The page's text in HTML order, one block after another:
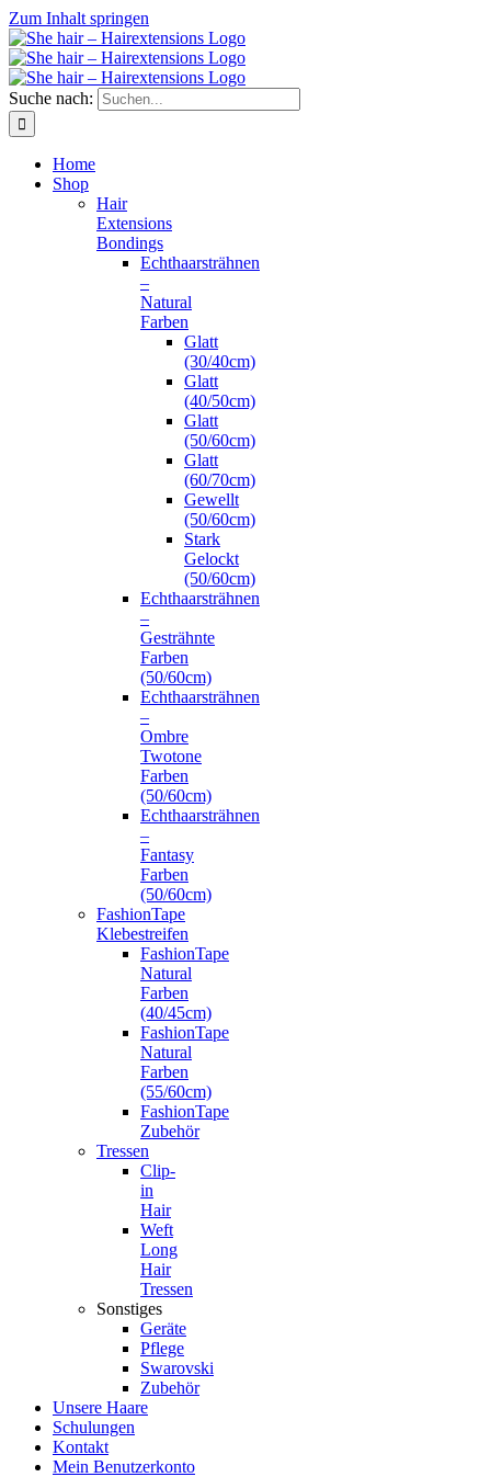
Zum Inhalt springen
Suche nach:
Home
Shop
Hair
Extensions
Bondings
Echthaarsträhnen
–
Natural
Farben
Glatt
(30/40cm)
Glatt
(40/50cm)
Glatt
(50/60cm)
Glatt
(60/70cm)
Gewellt
(50/60cm)
Stark
Gelockt
(50/60cm)
Echthaarsträhnen
–
Gesträhnte
Farben
(50/60cm)
Echthaarsträhnen
–
Ombre
Twotone
Farben
(50/60cm)
Echthaarsträhnen
–
Fantasy
Farben
(50/60cm)
FashionTape
Klebestreifen
FashionTape
Natural
Farben
(40/45cm)
FashionTape
Natural
Farben
(55/60cm)
FashionTape
Zubehör
Tressen
Clip-
in
Hair
Weft
Long
Hair
Tressen
Sonstiges
Geräte
Pflege
Swarovski
Zubehör
Unsere Haare
Schulungen
Kontakt
Mein Benutzerkonto